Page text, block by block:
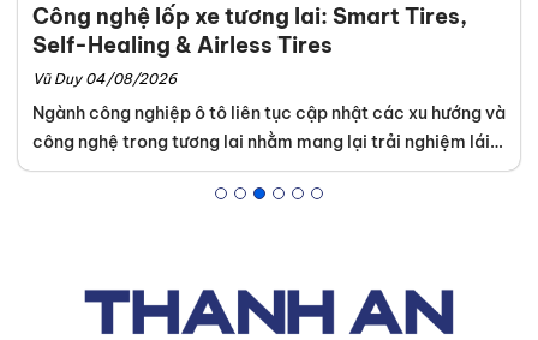
Công nghệ lốp xe tương lai: Smart Tires,
Self-Healing & Airless Tires
Vũ Duy 04/08/2026
Ngành công nghiệp ô tô liên tục cập nhật các xu hướng và
công nghệ trong tương lai nhằm mang lại trải nghiệm lái
xe an toàn tuyệt đối. Khách hàng dễ dàng tìm thấy những
dòng sản phẩm tích hợp kỹ thuật cao tại hệ thống của
ngân sách bảo dưỡng dài hạn.